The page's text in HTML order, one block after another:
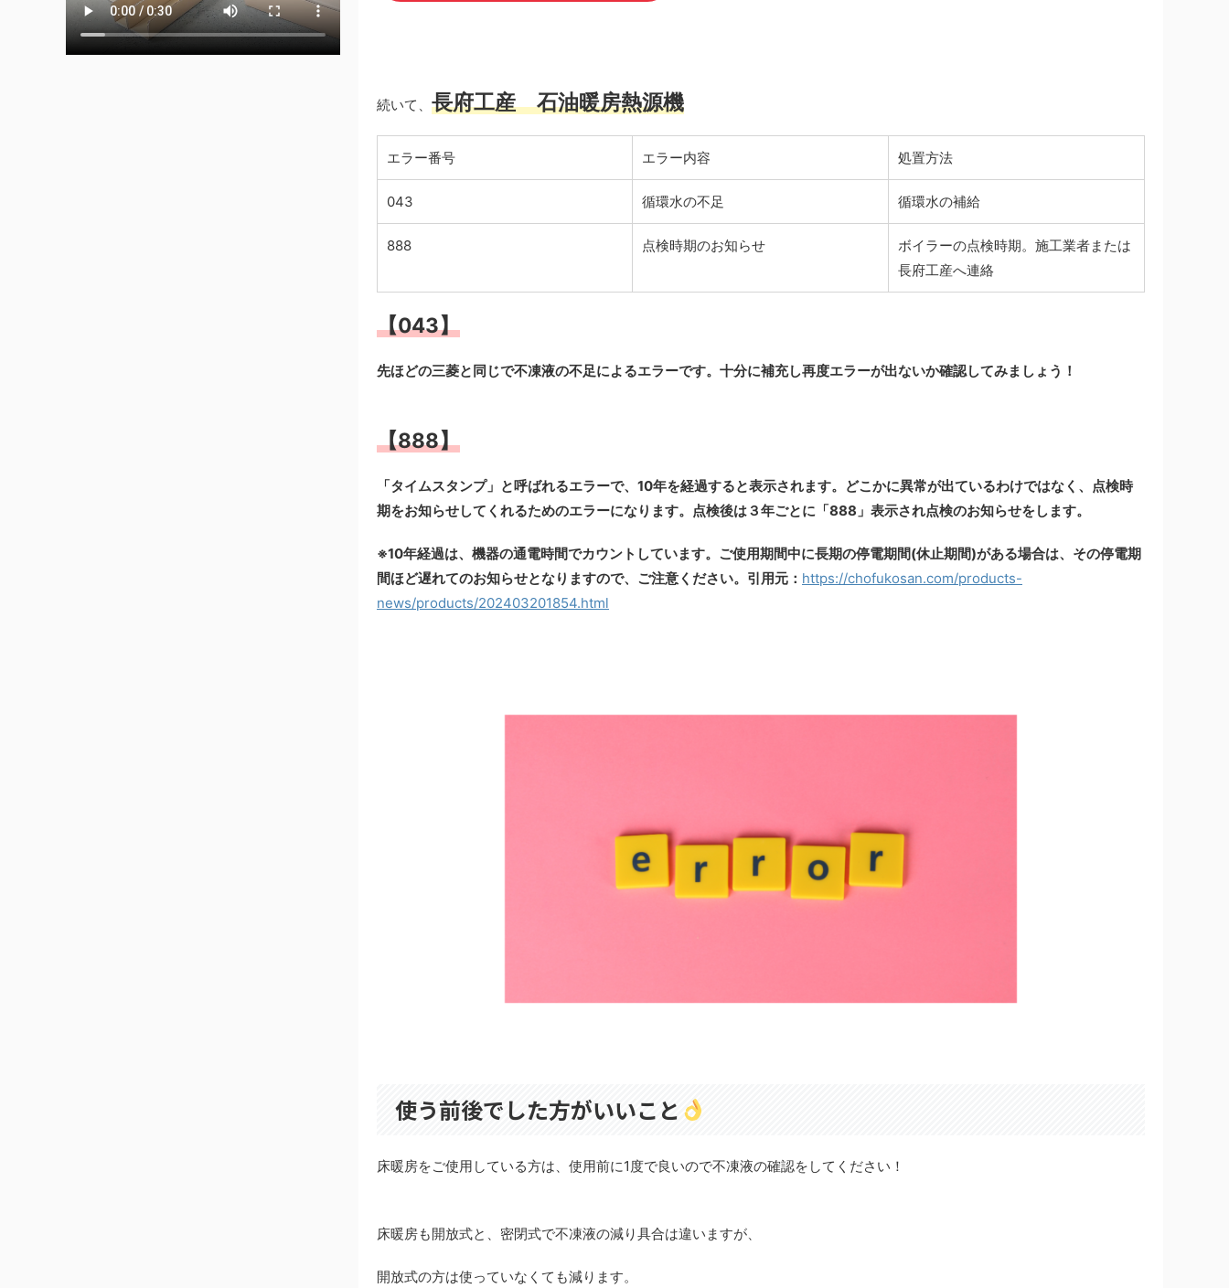
続いて、 長府工産 石油暖房熱源機
エラー番号 エラー内容 処置方法
043 循環水の不足 循環水の補給
888 点検時期のお知らせ
ボイラーの点検時期。施工業者または
長府工産へ連絡
【043】
先ほどの三菱と同じで不凍液の不足によるエラーです。十分に補充し再度エラーが出ないか確認してみましょう！
【888】
「タイムスタンプ」と呼ばれるエラーで、10年を経過すると表示されます。どこかに異常が出ているわけではなく、点検時
期をお知らせしてくれるためのエラーになります。点検後は３年ごとに「888」表示され点検のお知らせをします。
※10年経過は、機器の通電時間でカウントしています。ご使用期間中に長期の停電期間(休止期間)がある場合は、その停電期
間ほど遅れてのお知らせとなりますので、ご注意ください。引用元： https://chofukosan.com/products-
news/products/202403201854.html
使う前後でした方がいいこと
床暖房をご使用している方は、使用前に1度で良いので不凍液の確認をしてください！
床暖房も開放式と、密閉式で不凍液の減り具合は違いますが、
開放式の方は使っていなくても減ります。